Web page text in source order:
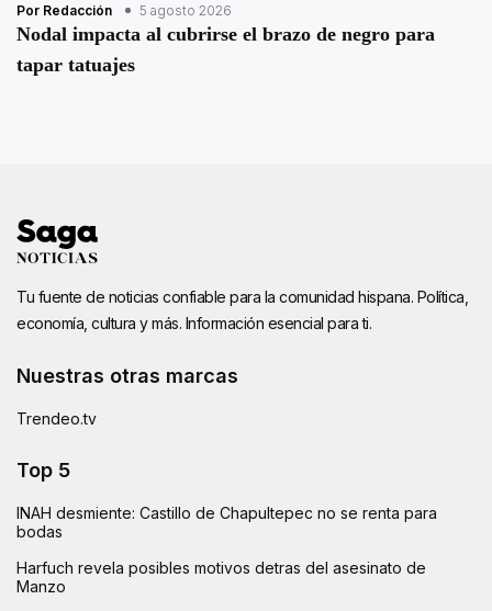
Por Redacción 5 agosto 2026
Nodal impacta al cubrirse el brazo de negro para
tapar tatuajes
Tu fuente de noticias confiable para la comunidad hispana. Política,
economía, cultura y más. Información esencial para ti.
Nuestras otras marcas
Trendeo.tv
Top 5
INAH desmiente: Castillo de Chapultepec no se renta para
bodas
Harfuch revela posibles motivos detras del asesinato de
Manzo